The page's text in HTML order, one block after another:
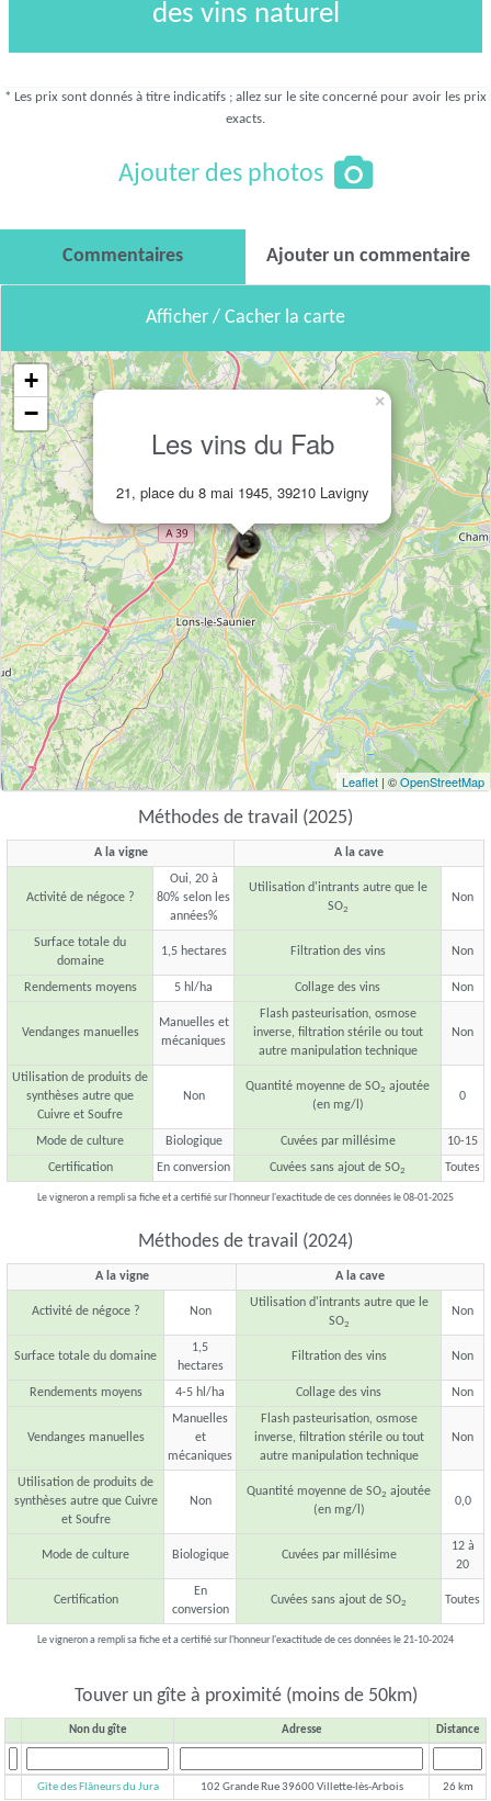
des vins naturel
* Les prix sont donnés à titre indicatifs ; allez sur le site concerné pour avoir les prix
exacts.
Ajouter des photos
Commentaires Ajouter un commentaire
Afficher / Cacher la carte
Les vins du Fab
21, place du 8 mai 1945, 39210 Lavigny
×
+
−
Leaflet | ©OpenStreetMap
Méthodes de travail (2025)
A la vigne A la cave
Activité de négoce ?
Oui, 20 à
80% selon les
années%
Utilisation d'intrants autre que le
SO2
Non
Surface totale du
domaine
1,5 hectares Filtration des vins Non
Rendements moyens 5 hl/ha Collage des vins Non
Vendanges manuelles
Manuelles et
mécaniques
Flash pasteurisation, osmose
inverse, filtration stérile ou tout
autre manipulation technique
Non
Utilisation de produits de
synthèses autre que
Cuivre et Soufre
Non
Quantité moyenne de SO2 ajoutée
(en mg/l)
0
Mode de culture Biologique Cuvées par millésime
10-15
Certification
En conversion Cuvées sans ajout de SO2 Toutes
Le vigneron a rempli sa fiche et a certifié sur l'honneur l'exactitude de ces données le 08-01-2025
Méthodes de travail (2024)
A la vigne A la cave
Activité de négoce ? Non
Utilisation d'intrants autre que le
SO2
Non
Surface totale du domaine
1,5
hectares
Filtration des vins Non
Rendements moyens 4-5 hl/ha Collage des vins Non
Vendanges manuelles
Manuelles
et
mécaniques
Flash pasteurisation, osmose
inverse, filtration stérile ou tout
autre manipulation technique
Non
Utilisation de produits de
synthèses autre que Cuivre
et Soufre
Non
Quantité moyenne de SO2 ajoutée
(en mg/l)
0,0
Mode de culture Biologique Cuvées par millésime
12 à
20
Certification
En
conversion
Cuvées sans ajout de SO2 Toutes
Le vigneron a rempli sa fiche et a certifié sur l'honneur l'exactitude de ces données le 21-10-2024
Touver un gîte à proximité (moins de 50km)
Non du gîte Adresse Distance
Gîte des Flâneurs du Jura 102 Grande Rue 39600 Villette-lès-Arbois 26 km